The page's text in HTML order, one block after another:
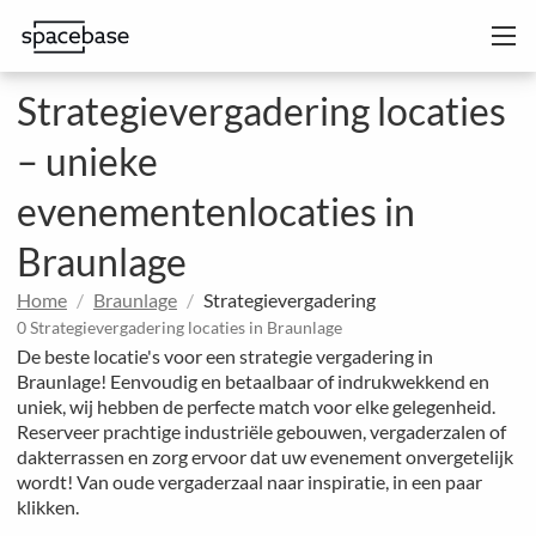
Strategievergadering locaties
– unieke
evenementenlocaties in
Braunlage
Home Braunlage Strategievergadering
0 Strategievergadering locaties in Braunlage
De beste locatie's voor een strategie vergadering in
Braunlage! Eenvoudig en betaalbaar of indrukwekkend en
uniek, wij hebben de perfecte match voor elke gelegenheid.
Reserveer prachtige industriële gebouwen, vergaderzalen of
dakterrassen en zorg ervoor dat uw evenement onvergetelijk
wordt! Van oude vergaderzaal naar inspiratie, in een paar
klikken.